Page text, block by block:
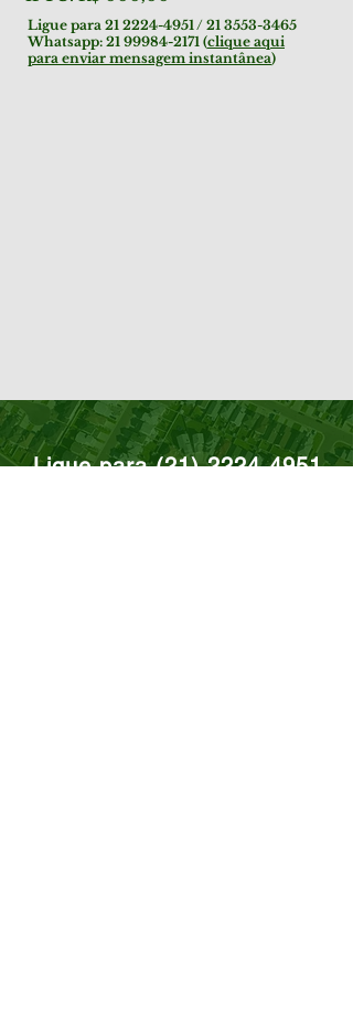
Ligue para 21 2224-4951/ 21 3553-3465
Whatsapp: 21 99984-2171 (clique aqui
para enviar mensagem instantânea)
Ligue para(21) 2224-4951